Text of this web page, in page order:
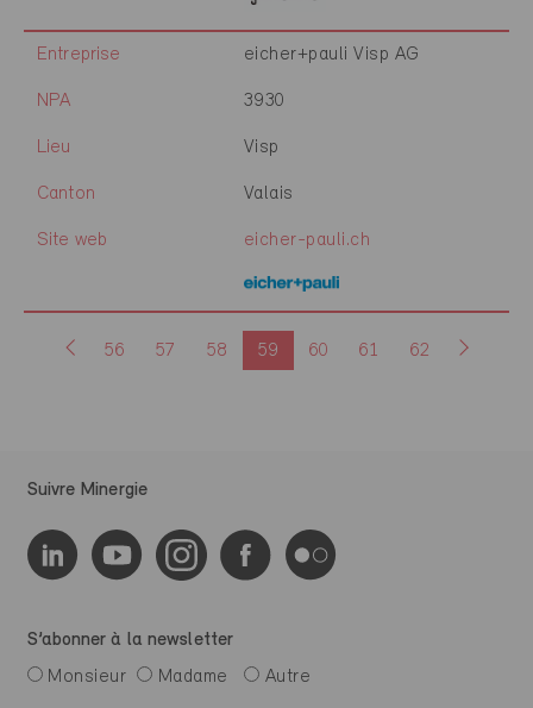
Entreprise eicher+pauli Visp AG
NPA 3930
Lieu Visp
Canton Valais
Site web eicher-pauli.ch
56 57 58 59 60 61 62
Suivre Minergie
S’abonner à la newsletter
Monsieur
Madame Autre